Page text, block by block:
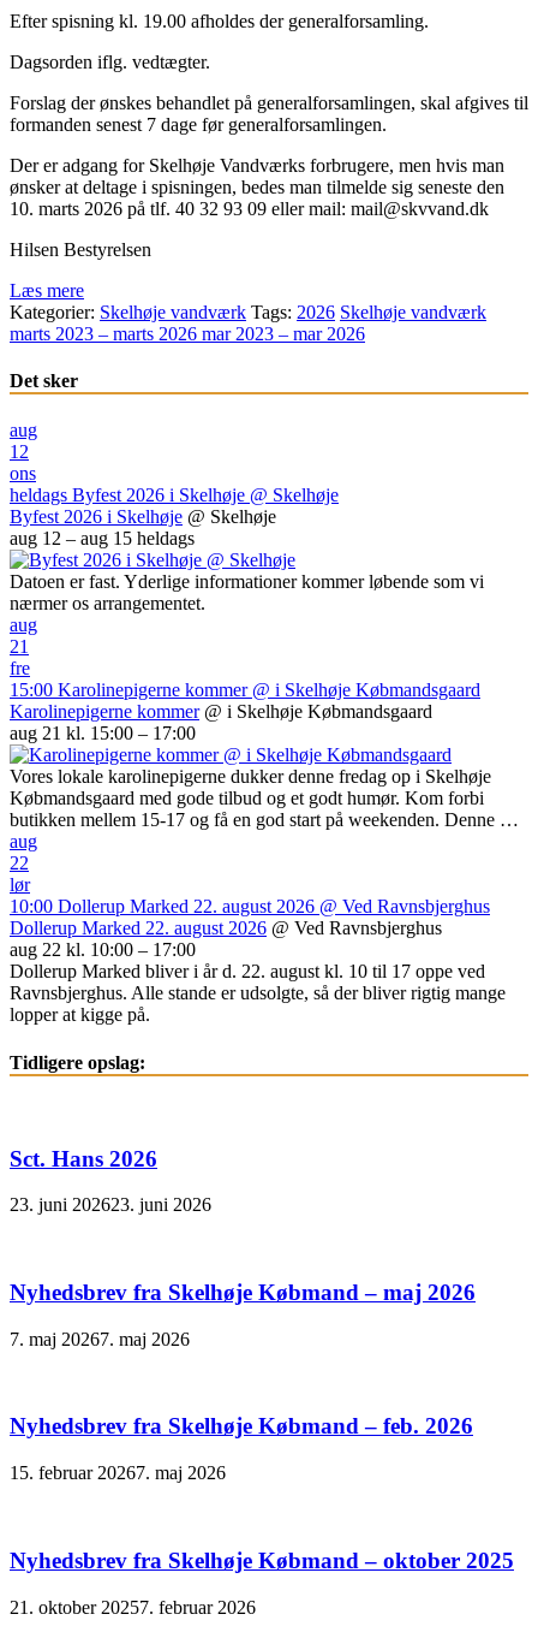
Efter spisning kl. 19.00 afholdes der generalforsamling.
Dagsorden iflg. vedtægter.
Forslag der ønskes behandlet på generalforsamlingen, skal afgives til
formanden senest 7 dage før generalforsamlingen.
Der er adgang for Skelhøje Vandværks forbrugere, men hvis man
ønsker at deltage i spisningen, bedes man tilmelde sig seneste den
10. marts 2026 på tlf. 40 32 93 09 eller mail: mail@skvvand.dk
Hilsen Bestyrelsen
Læs mere
Kategorier: Skelhøje vandværk Tags: 2026 Skelhøje vandværk
marts 2023 – marts 2026 mar 2023 – mar 2026
Det sker
aug
12
ons
heldags Byfest 2026 i Skelhøje @ Skelhøje
Byfest 2026 i Skelhøje @ Skelhøje
aug 12 – aug 15 heldags
Datoen er fast. Yderlige informationer kommer løbende som vi
nærmer os arrangementet.
aug
21
fre
15:00 Karolinepigerne kommer @ i Skelhøje Købmandsgaard
Karolinepigerne kommer @ i Skelhøje Købmandsgaard
aug 21 kl. 15:00 – 17:00
Vores lokale karolinepigerne dukker denne fredag op i Skelhøje
Købmandsgaard med gode tilbud og et godt humør. Kom forbi
butikken mellem 15-17 og få en god start på weekenden. Denne …
aug
22
lør
10:00 Dollerup Marked 22. august 2026 @ Ved Ravnsbjerghus
Dollerup Marked 22. august 2026 @ Ved Ravnsbjerghus
aug 22 kl. 10:00 – 17:00
Dollerup Marked bliver i år d. 22. august kl. 10 til 17 oppe ved
Ravnsbjerghus. Alle stande er udsolgte, så der bliver rigtig mange
lopper at kigge på.
Tidligere opslag:
Sct. Hans 2026
23. juni 202623. juni 2026
Nyhedsbrev fra Skelhøje Købmand – maj 2026
7. maj 20267. maj 2026
Nyhedsbrev fra Skelhøje Købmand – feb. 2026
15. februar 20267. maj 2026
Nyhedsbrev fra Skelhøje Købmand – oktober 2025
21. oktober 20257. februar 2026